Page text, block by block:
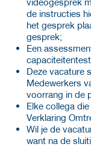
de instructies
het gesprek
gesprek;
Een
Deze vacature
Medewerkers
voorrang in de
Elke collega
Verklaring
Wil je de
want na de